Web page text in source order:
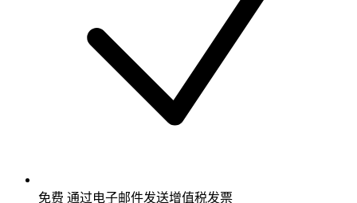
免费 通过电子邮件发送增值税发票